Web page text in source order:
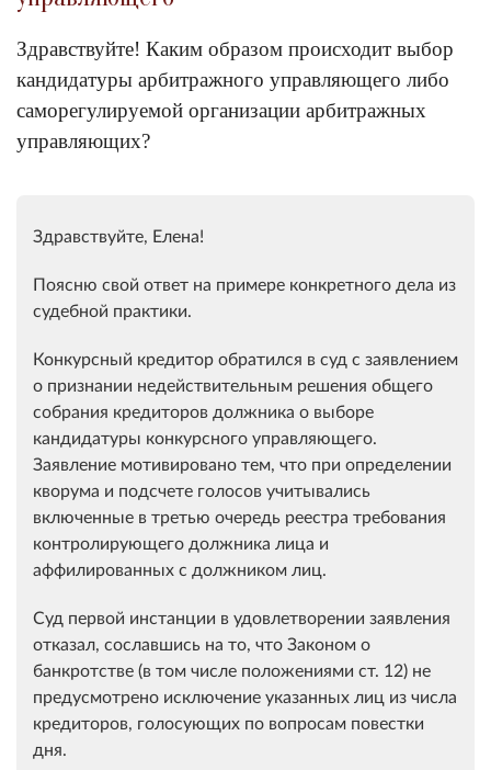
Здравствуйте! Каким образом происходит выбор
кандидатуры арбитражного управляющего либо
саморегулируемой организации арбитражных
управляющих?
Здравствуйте, Елена!
Поясню свой ответ на примере конкретного дела из
судебной практики.
Конкурсный кредитор обратился в суд с заявлением
о признании недействительным решения общего
собрания кредиторов должника о выборе
кандидатуры конкурсного управляющего.
Заявление мотивировано тем, что при определении
кворума и подсчете голосов учитывались
включенные в третью очередь реестра требования
контролирующего должника лица и
аффилированных с должником лиц.
Суд первой инстанции в удовлетворении заявления
отказал, сославшись на то, что Законом о
банкротстве (в том числе положениями ст. 12) не
предусмотрено исключение указанных лиц из числа
кредиторов, голосующих по вопросам повестки
дня.